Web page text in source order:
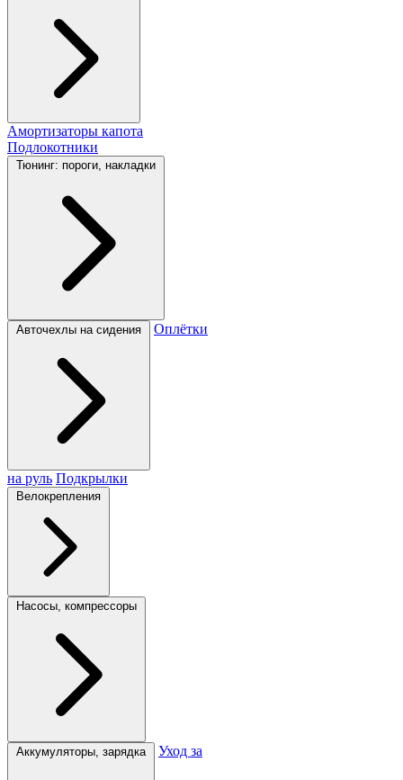
Амортизаторы капота
Подлокотники
Тюнинг: пороги, накладки
Авточехлы на сидения Оплётки
на руль Подкрылки
Велокрепления
Насосы, компрессоры
Аккумуляторы, зарядка Уход за